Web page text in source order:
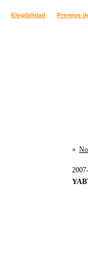
Elegibilidad Premios
»